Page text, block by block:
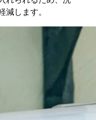
します。